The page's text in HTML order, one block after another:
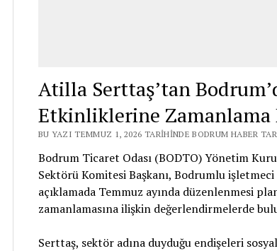
Atilla Serttaş’tan
Etkinliklerine Zamanlama
BU YAZI TEMMUZ 1, 2026 TARIHINDE BODRUM HABER
Bodrum Ticaret Odası (BODTO) Yönetim
Sektörü Komitesi Başkanı, Bodrumlu
açıklamada Temmuz ayında düzenlenmesi
zamanlamasına ilişkin değerlendirmelerde
Serttaş, sektör adına duyduğu endişeleri